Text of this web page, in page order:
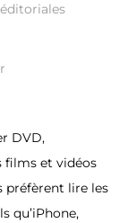
DVD,
films et vidéos
préfèrent lire les
qu’iPhone,